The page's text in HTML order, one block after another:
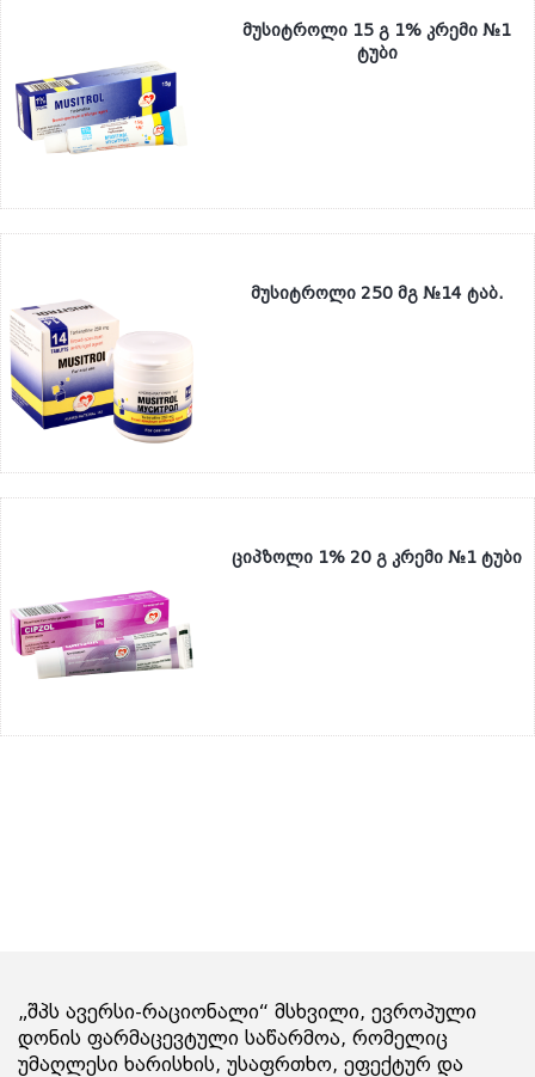
მუსიტროლი 15 გ 1% კრემი №1
ტუბი
მუსიტროლი 250 მგ №14 ტაბ.
ციპზოლი 1% 20 გ კრემი №1 ტუბი
„შპს ავერსი-რაციონალი“ მსხვილი, ევროპული
დონის ფარმაცევტული საწარმოა, რომელიც
უმაღლესი ხარისხის, უსაფრთხო, ეფექტურ და